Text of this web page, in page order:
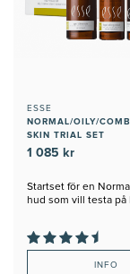
ESSE
NORMAL/OILY/
SKIN TRIAL SET
1 085 kr
Startset för en
hud som vill testa på
INFO